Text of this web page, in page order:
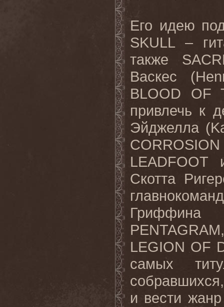
Его идею
SKULL –
также
Васкес
BLOOD OF
привлечь к
Эйджелла
LEADFOOT
Скотта
Гриффина
LEGION OF
самых
и вести